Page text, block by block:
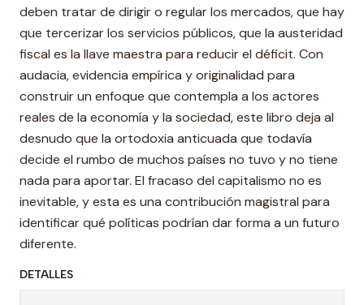
deben tratar de dirigir o regular los mercados, que hay
que tercerizar los servicios públicos, que la austeridad
fiscal es la llave maestra para reducir el déficit. Con
audacia, evidencia empírica y originalidad para
construir un enfoque que contempla a los actores
reales de la economía y la sociedad, este libro deja al
desnudo que la ortodoxia anticuada que todavía
decide el rumbo de muchos países no tuvo y no tiene
nada para aportar. El fracaso del capitalismo no es
inevitable, y esta es una contribución magistral para
identificar qué políticas podrían dar forma a un futuro
diferente.
DETALLES